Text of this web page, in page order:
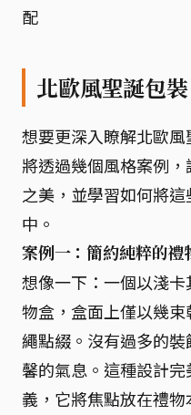
配
北歐風聖誕包
想要更深入瞭解北歐
將透過幾個風格案例
之美，並學習如何將
中。
案例一：簡約純粹的禮
想像一下：一個以淺
物盒，盒面上僅以幾
繩點綴。沒有過多的
馨的氣息。這種設計
義，它將焦點放在禮